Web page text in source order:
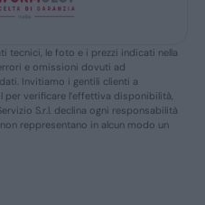
tecnici, le foto e i prezzi indicati nella
e omissioni dovuti ad
Invitiamo i gentili clienti a
verificare l’effettiva disponibilità,
S.r.l. declina ogni responsabilità
reppresentano in alcun modo un